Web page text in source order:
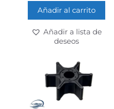
Añadir al carrito
Añadir a lista de
deseos